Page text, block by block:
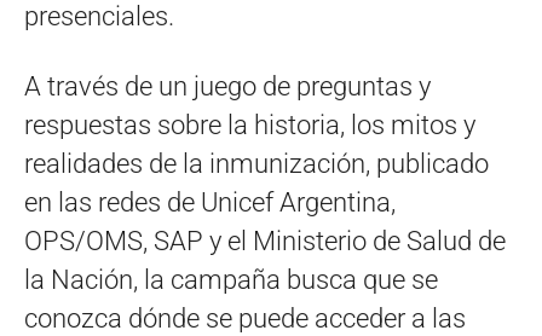
presenciales.
A través de un juego de preguntas y
respuestas sobre la historia, los mitos y
realidades de la inmunización, publicado
en las redes de Unicef Argentina,
OPS/OMS, SAP y el Ministerio de Salud de
la Nación, la campaña busca que se
conozca dónde se puede acceder a las